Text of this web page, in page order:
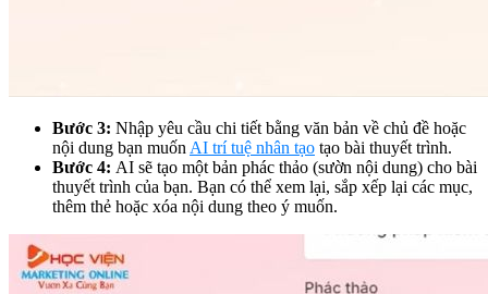
Bước 3: Nhập yêu cầu chi tiết bằng văn bản về chủ đề hoặc
nội dung bạn muốn AI trí tuệ nhân tạo tạo bài thuyết trình.
Bước 4: AI sẽ tạo một bản phác thảo (sườn nội dung) cho bài
thuyết trình của bạn. Bạn có thể xem lại, sắp xếp lại các mục,
thêm thẻ hoặc xóa nội dung theo ý muốn.